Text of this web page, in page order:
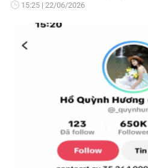
15:25 22/06/2026